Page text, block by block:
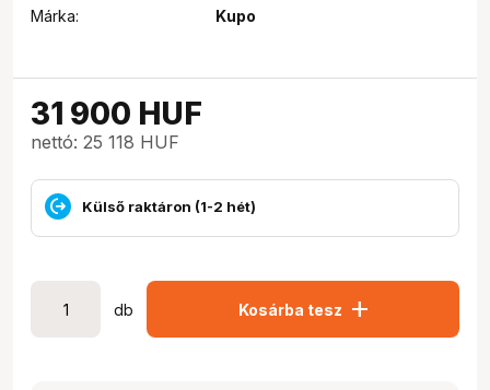
Márka:
Kupo
31 900 HUF
nettó: 25 118 HUF
Külső raktáron (1-2 hét)
db Kosárba tesz add